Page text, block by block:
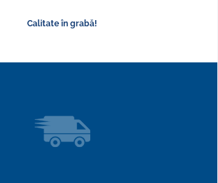
Calitate în grabă!